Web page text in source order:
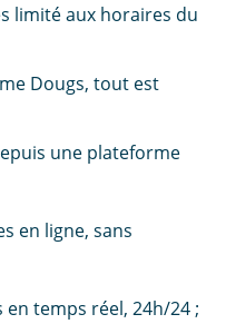
limité aux horaires du
Dougs, tout est
une plateforme
en ligne, sans
en temps réel, 24h/24 ;